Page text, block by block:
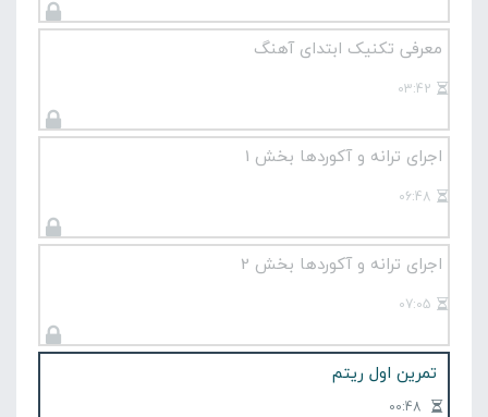
معرفی تکنیک ابتدای آهنگ
03:42
اجرای ترانه و آکوردها بخش 1
06:48
اجرای ترانه و آکوردها بخش 2
07:05
تمرین اول ریتم